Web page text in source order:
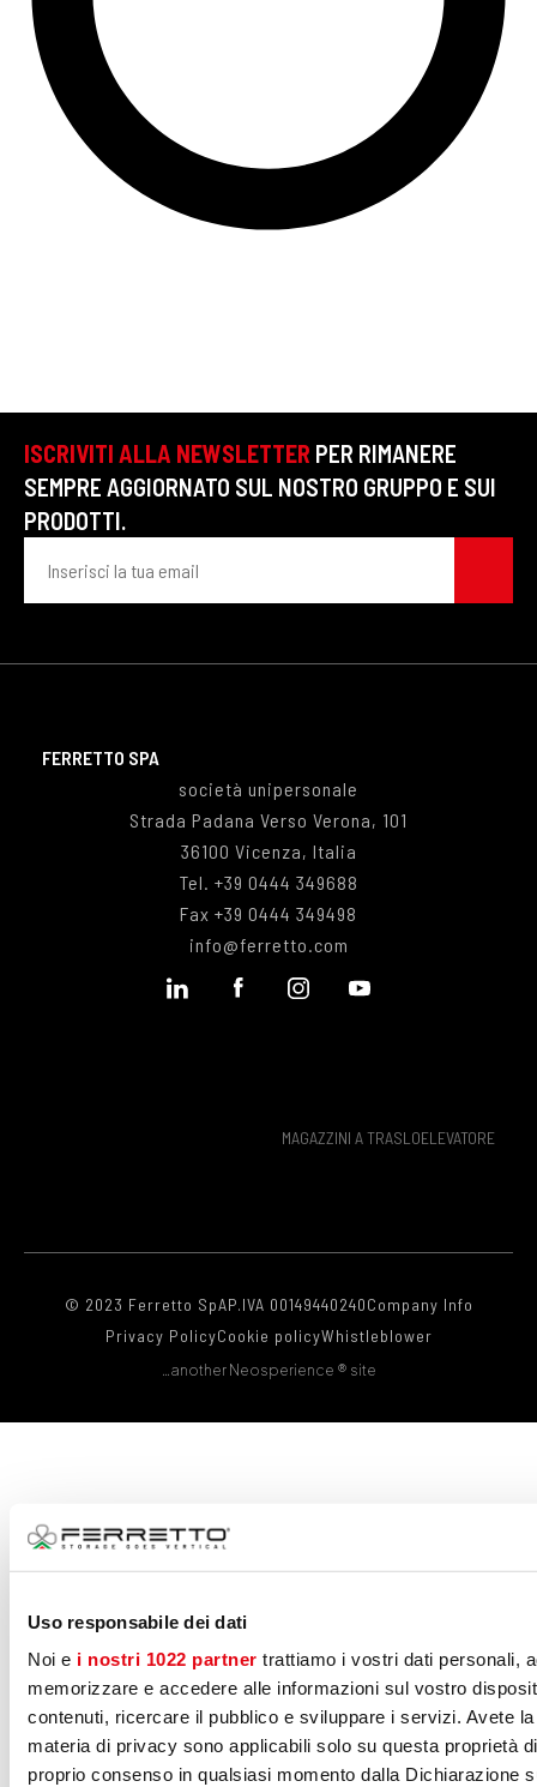
Uso responsabile dei dati
Noi e i nostri 1022 partner trattiamo i vostri dati personali,
memorizzare e accedere alle informazioni sul vostro
contenuti, ricercare il pubblico e sviluppare i servizi. Avete
materia di privacy sono applicabili solo su questa proprietà
proprio consenso in qualsiasi momento dalla
ISCRIVITI ALLA NEWSLETTER PER RIMANERE
SEMPRE AGGIORNATO SUL NOSTRO GRUPPO E SUI
PRODOTTI.
FERRETTO SPA
società unipersonale
Strada Padana Verso Verona, 101
36100 Vicenza, Italia
Tel. +39 0444 349688
Fax +39 0444 349498
info@ferretto.com
MAGAZZINI A TRASLOELEVATORE
© 2023 Ferretto SpAP.IVA 00149440240Company Info
Privacy PolicyCookie policyWhistleblower
…another Neosperience ® site